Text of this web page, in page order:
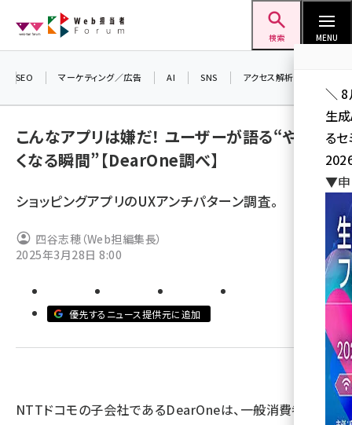
ン
検索 MENU
ai (2811)
youtube (2439)
note (2315)
セミナー (2308)
z世代 (1623)
meo (1277)
SEO マーケティング／広告 AI SNS アクセス解析／データ分析
こんなアプリは嫌だ！ ユーザーが語る“やめた
くなる瞬間”【DearOne調べ】
ショッピングアプリのUXアンチパターン調査。
四谷志穂（Web担編集長）
2025年3月28日 8:00
優先するニュース提供元に追加
NTTドコモの子会社であるDearOneは、一般消費者に対
＼ 8
生
る
▼申